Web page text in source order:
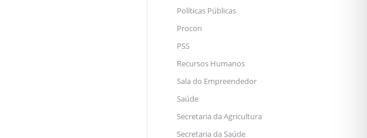
Políticas Públicas
Procon
PSS
Recursos Humanos
Sala do Empreendedor
Saúde
Secretaria da Agricultura
Secretaria da Saúde